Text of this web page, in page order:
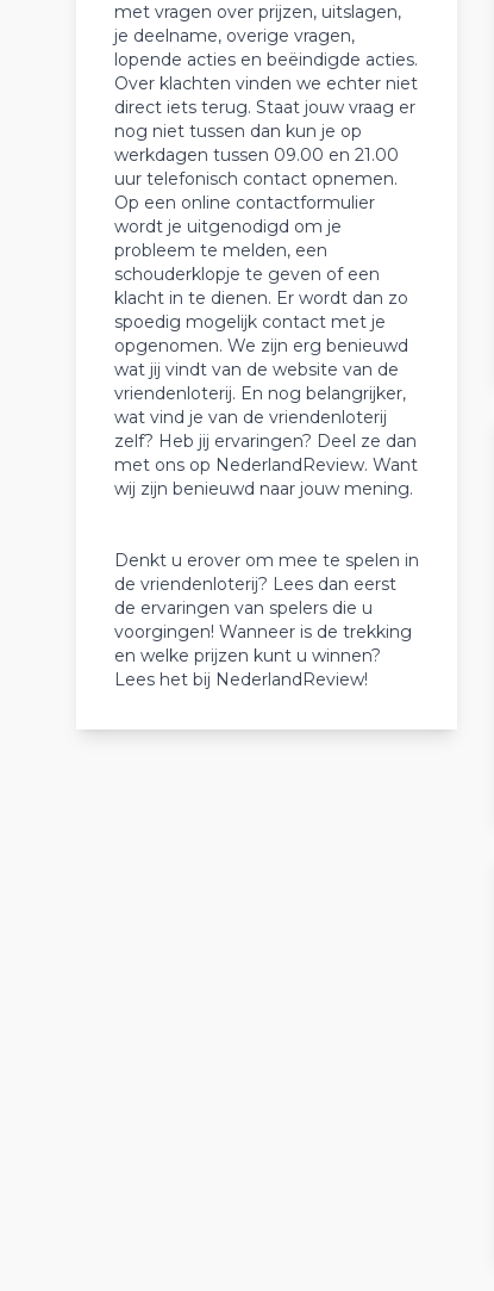
met vragen over prijzen, uitslagen,
je deelname, overige vragen,
lopende acties en beëindigde acties.
Over klachten vinden we echter niet
direct iets terug. Staat jouw vraag er
nog niet tussen dan kun je op
werkdagen tussen 09.00 en 21.00
uur telefonisch contact opnemen.
Op een online contactformulier
wordt je uitgenodigd om je
probleem te melden, een
schouderklopje te geven of een
klacht in te dienen. Er wordt dan zo
spoedig mogelijk contact met je
opgenomen. We zijn erg benieuwd
wat jij vindt van de website van de
vriendenloterij. En nog belangrijker,
wat vind je van de vriendenloterij
zelf? Heb jij ervaringen? Deel ze dan
met ons op NederlandReview. Want
wij zijn benieuwd naar jouw mening.
Denkt u erover om mee te spelen in
de vriendenloterij? Lees dan eerst
de ervaringen van spelers die u
voorgingen! Wanneer is de trekking
en welke prijzen kunt u winnen?
Lees het bij NederlandReview!